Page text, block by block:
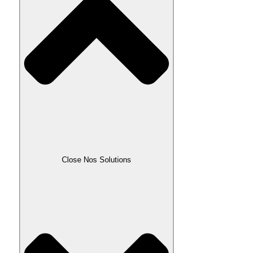
Close Nos Solutions